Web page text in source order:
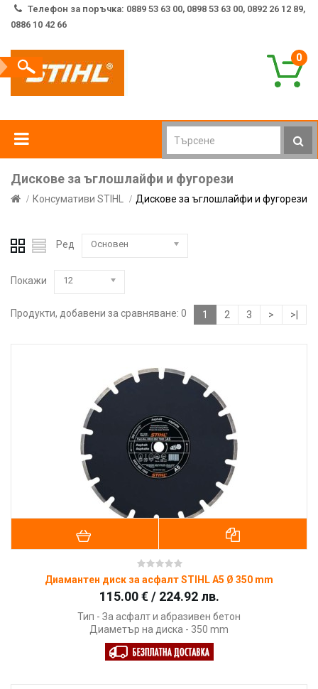
Телефон за поръчка: 0889 53 63 00, 0898 53 63 00, 0892 26 12 89,
0886 10 42 66
0
Дискове за ъглошлайфи и фугорези
Консумативи STIHL Дискове за ъглошлайфи и фугорези
Ред Основен
Покажи 12
Продукти, добавени за сравняване: 0 1 2 3 > >|
Диамантен диск за асфалт STIHL A5 Ø 350 mm
115.00 € / 224.92 лв.
Тип - За асфалт и абразивен бетон
Диаметър на диска - 350 mm